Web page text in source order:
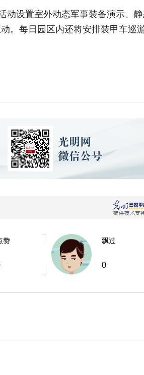
设置室外动态军事装备演示、
。每日园区内还将安排装甲车巡
赞 飘过
0